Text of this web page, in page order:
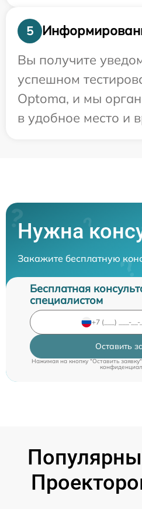
5
Вы получите
успешном
Optoma, и мы
в удобное место и
Нужна
Закажите бесплатную
Бесплатная
специалистом
Оставить
Нажимая на кнопку "Оставить